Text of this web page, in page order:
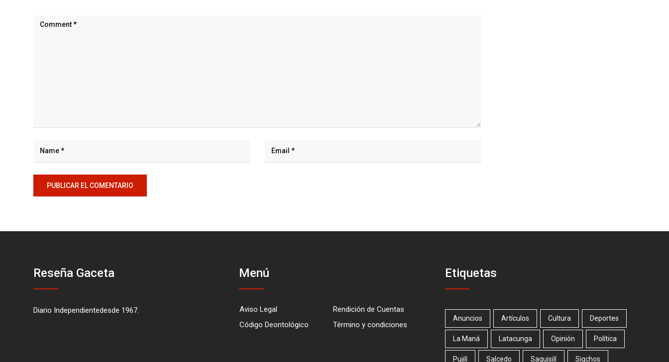
Reseña Gaceta
Diario Independientedesde 1967.
Menú
Aviso Legal
Rendición de Cuentas
Código Deontológico
Término y condiciones
Etiquetas
Anuncios Artículos Cultura Deportes
La Maná Latacunga Opinión Política
Pujilí Salcedo Saquisilí Sigchos